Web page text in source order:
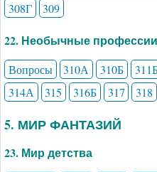
308Г
309
22. Необычные
Вопросы 310А 310Б
314А
315 316Б 317 318
5. МИР ФАНТАЗИЙ
23. Мир детства